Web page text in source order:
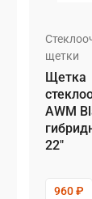
щетки
Щетка
AWM
22″
960₽